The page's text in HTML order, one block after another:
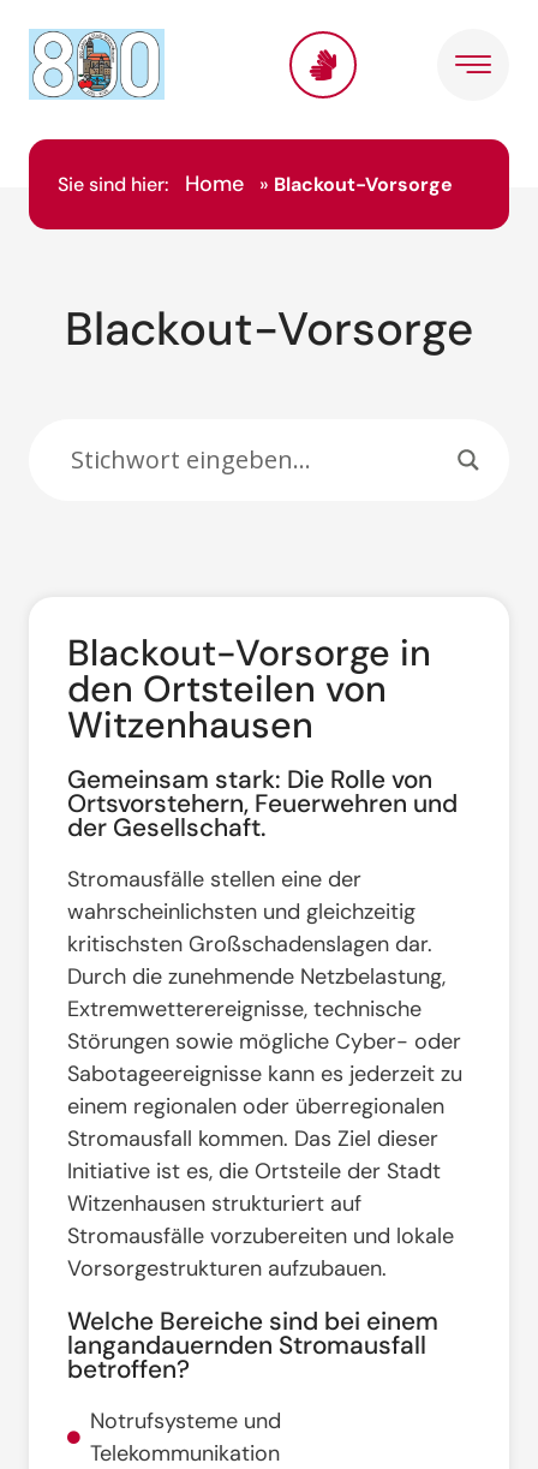
springen
Sie sind hier: Home » Blackout-Vorsorge
Blackout-Vorsorge
Blackout-Vorsorge in
den Ortsteilen von
Witzenhausen
Gemeinsam stark: Die Rolle von
Ortsvorstehern, Feuerwehren und
der Gesellschaft.
Stromausfälle stellen eine der
wahrscheinlichsten und gleichzeitig
kritischsten Großschadenslagen dar.
Durch die zunehmende Netzbelastung,
Extremwetterereignisse, technische
Störungen sowie mögliche Cyber- oder
Sabotageereignisse kann es jederzeit zu
einem regionalen oder überregionalen
Stromausfall kommen. Das Ziel dieser
Initiative ist es, die Ortsteile der Stadt
Witzenhausen strukturiert auf
Stromausfälle vorzubereiten und lokale
Vorsorgestrukturen aufzubauen.
Welche Bereiche sind bei einem
langandauernden Stromausfall
betroffen?
Notrufsysteme und
Telekommunikation